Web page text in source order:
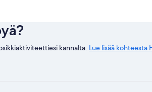
kannalta. Lue lisää kohteesta